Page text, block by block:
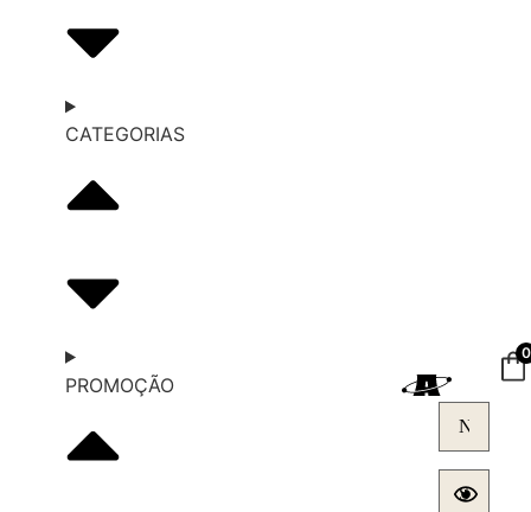
CATEGORIAS
PROMOÇÃO
0